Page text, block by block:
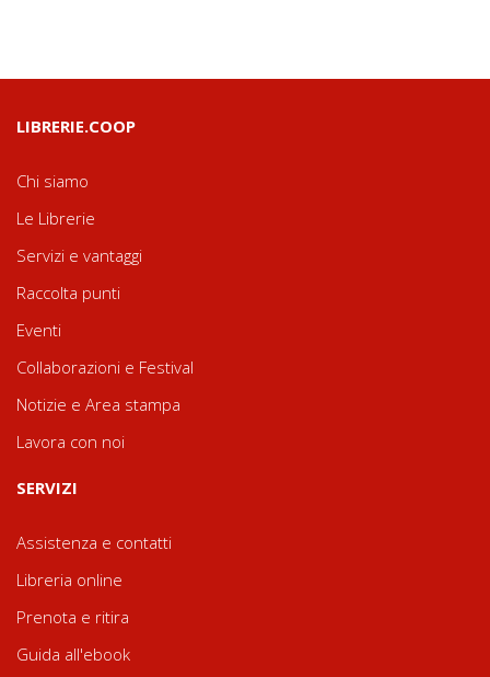
LIBRERIE.COOP
Chi siamo
Le Librerie
Servizi e vantaggi
Raccolta punti
Eventi
Collaborazioni e Festival
Notizie e Area stampa
Lavora con noi
SERVIZI
Assistenza e contatti
Libreria online
Prenota e ritira
Guida all'ebook